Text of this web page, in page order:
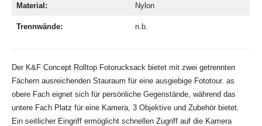
Material: Nylon
Trennwände: n.b.
Der K&F Concept Rolltop Fotorucksack bietet mit zwei getrennten
Fächern ausreichenden Stauraum für eine ausgiebige Fototour. as
obere Fach eignet sich für persönliche Gegenstände, während das
untere Fach Platz für eine Kamera, 3 Objektive und Zubehör bietet.
Ein seitlicher Eingriff ermöglicht schnellen Zugriff auf die Kamera